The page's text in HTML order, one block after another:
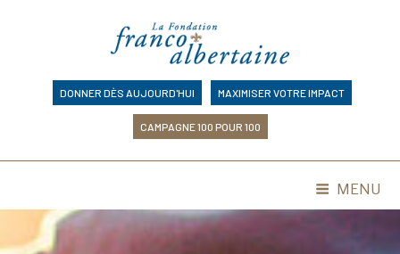
DONNER DÈS AUJOURD'HUI MAXIMISER VOTRE IMPACT
CAMPAGNE 100 POUR 100
MENU